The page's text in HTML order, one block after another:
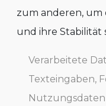
zum anderen, um
und ihre Stabilität
Verarbeitete
Texteingaben,
Nutzungsdaten